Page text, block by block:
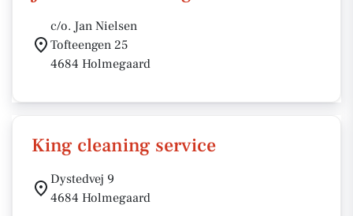
c/o. Jan Nielsen
Tofteengen 25
4684 Holmegaard
King cleaning service
Dystedvej 9
4684 Holmegaard